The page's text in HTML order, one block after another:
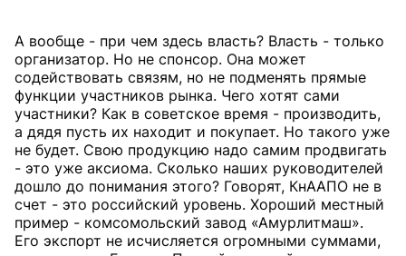
А вообще - при чем здесь власть? Власть - только
организатор. Но не спонсор. Она может
содействовать связям, но не подменять прямые
функции участников рынка. Чего хотят сами
участники? Как в советское время - производить,
а дядя пусть их находит и покупает. Но такого уже
не будет. Свою продукцию надо самим продвигать
- это уже аксиома. Сколько наших руководителей
дошло до понимания этого? Говорят, КнААПО не в
счет - это российский уровень. Хороший местный
пример - комсомольский завод «Амурлитмаш».
Его экспорт не исчисляется огромными суммами,